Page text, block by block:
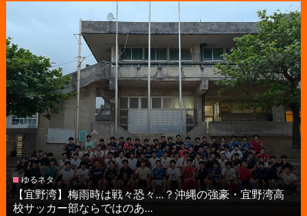
ゆるネタ
【宜野湾】梅雨時は戦々恐々...？沖縄の強豪・宜野湾高
校サッカー部ならではのあ...